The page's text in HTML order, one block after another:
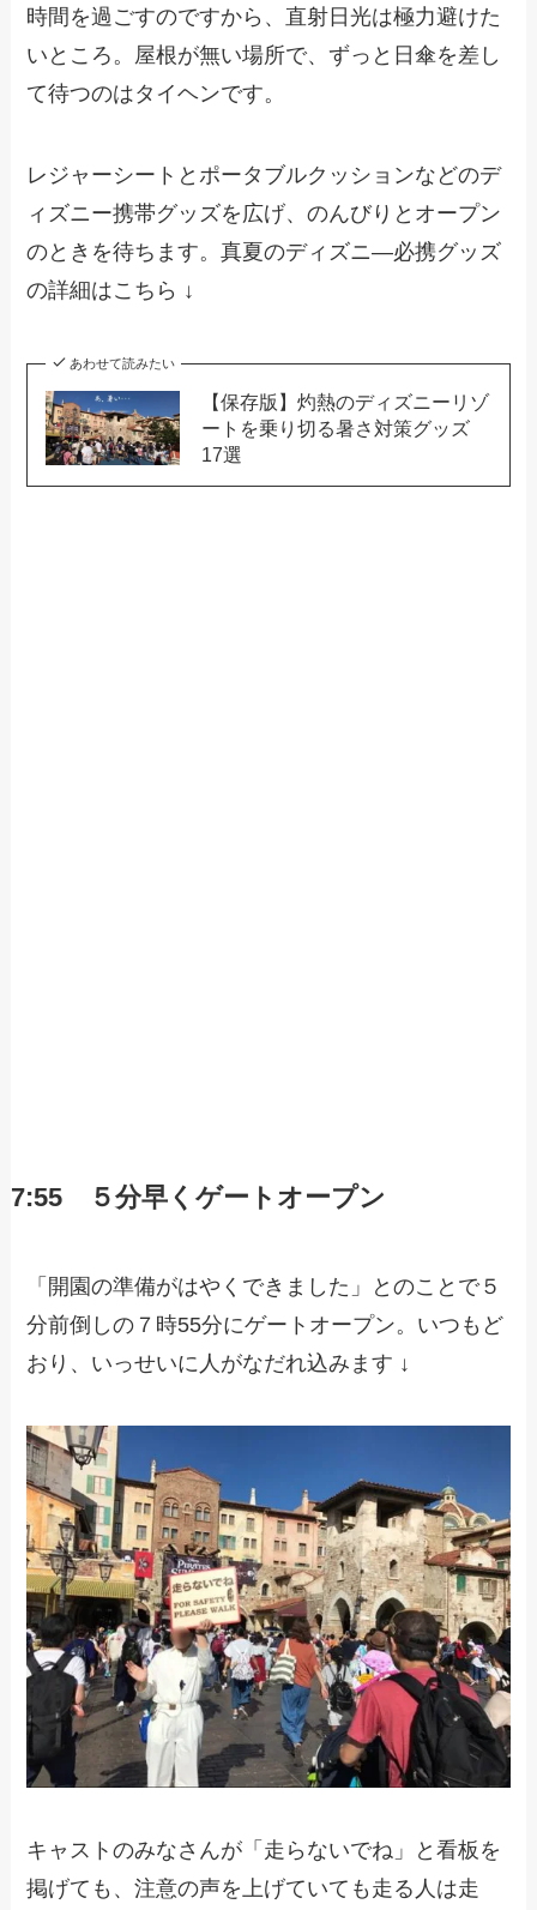
時間を過ごすのですから、直射日光は極力避けた
いところ。屋根が無い場所で、ずっと日傘を差し
て待つのはタイヘンです。
レジャーシートとポータブルクッションなどのデ
ィズニー携帯グッズを広げ、のんびりとオープン
のときを待ちます。真夏のディズニ―必携グッズ
の詳細はこちら ↓
あわせて読みたい
【保存版】灼熱のディズニーリゾ
ートを乗り切る暑さ対策グッズ
17選
7:55 ５分早くゲートオープン
「開園の準備がはやくできました」とのことで５
分前倒しの７時55分にゲートオープン。いつもど
おり、いっせいに人がなだれ込みます ↓
キャストのみなさんが「走らないでね」と看板を
掲げても、注意の声を上げていても走る人は走